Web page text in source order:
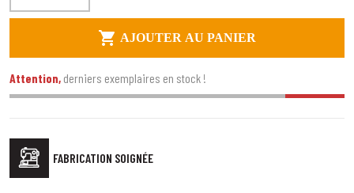
 AJOUTER AU PANIER
Attention, derniers exemplaires en stock !
FABRICATION SOIGNÉE